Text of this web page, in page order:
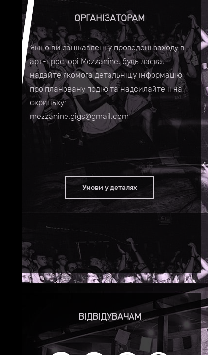
ОРГАНІЗАТОРАМ
Якщо ви зацікавлені у проведені заходу в
арт-просторі Mezzanine, будь ласка,
надайте якомога детальнішу інформацію
про плановану подію та надсилайте її на
скриньку:
mezzanine.gigs@gmail.com
Умови у деталях
ВІДВІДУВАЧАМ